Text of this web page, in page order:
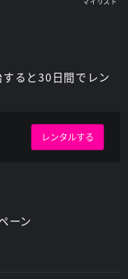
ると30日間でレン
レンタルする